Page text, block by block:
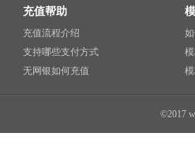
充值帮助
充值流程介绍
支持哪些支付方式
无网银如何充值
©2017